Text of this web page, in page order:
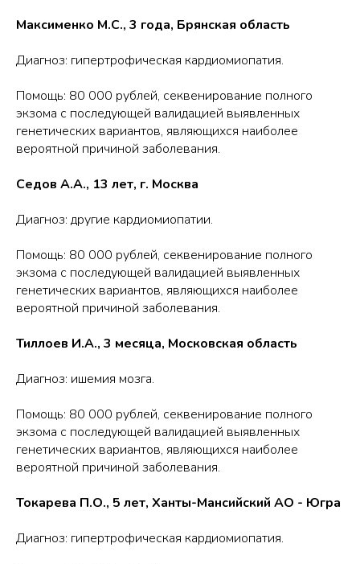
Максименко М.С., 3 года, Брянская область
Диагноз: гипертрофическая кардиомиопатия.
Помощь: 80 000 рублей, секвенирование полного
экзома с последующей валидацией выявленных
генетических вариантов, являющихся наиболее
вероятной причиной заболевания.
Седов А.А., 13 лет, г. Москва
Диагноз: другие кардиомиопатии.
Помощь: 80 000 рублей, секвенирование полного
экзома с последующей валидацией выявленных
генетических вариантов, являющихся наиболее
вероятной причиной заболевания.
Тиллоев И.А., 3 месяца, Московская область
Диагноз: ишемия мозга.
Помощь: 80 000 рублей, секвенирование полного
экзома с последующей валидацией выявленных
генетических вариантов, являющихся наиболее
вероятной причиной заболевания.
Токарева П.О., 5 лет, Ханты-Мансийский АО - Югра
Диагноз: гипертрофическая кардиомиопатия.